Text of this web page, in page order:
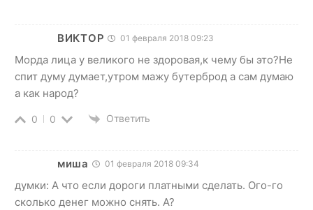
ВИКТОР 01 февраля 2018 09:23
Морда лица у великого не здоровая,к чему бы это?Не
спит думу думает,утром мажу бутерброд а сам думаю
а как народ?
0 0 Ответить
миша 01 февраля 2018 09:34
думки: А что если дороги платными сделать. Ого-го
сколько денег можно снять. А?